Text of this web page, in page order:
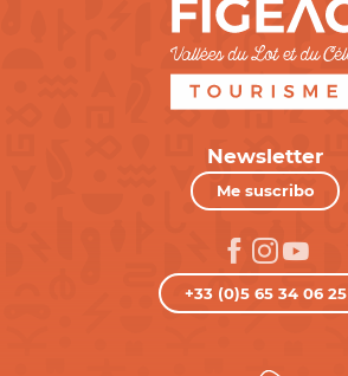
Newsletter
Me suscribo
+33 (0)5 65 34 06 25